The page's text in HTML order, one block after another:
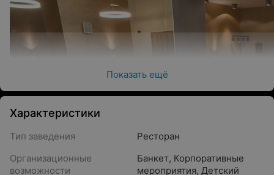
Показать ещё
Характеристики
Тип заведения
Ресторан
Организационные
возможности
Банкет, Корпоративные
мероприятия, Детский